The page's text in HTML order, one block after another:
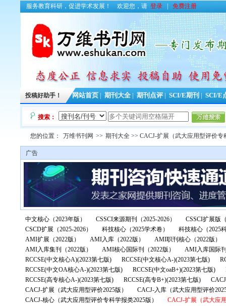
服务教育科研，促进学术发展！ 欢迎您，请 登录 免费注册
投稿好助手！ 网站首页 期刊大全 期刊点评 SCI/E期刊 SCI/E
搜索：
您的位置： 万维书刊网 >> 期刊大全 >> CACJ-扩展（武大应用型评价专
广告
中文核心（2023年版） CSSCI来源期刊（2025-2026）
CSSCI扩展版
CSCD扩展（2025-2026）
科技核心（2025学术卷）
科技核心（2025
AMI扩展（2022版）
AMI入库（2022版）
AMI职刊核心（2022版）
AMI入库集刊（2022版）
AMI核心国际刊（2022版）
AMI入库国际
RCCSE(中文核心A)(2023第七版)
RCCSE(中文核心A-)(2023第七版)
RCCSE(中文OA核心A-)(2023第七版)
RCCSE(中文oaB+)(2023第七版)
RCCSE(高专核心A-)(2023第七版)
RCCSE(高专B+)(2023第七版)
CACJ-扩展（武大应用型评价2025版）
CACJ-入库（武大应用型评价
CACJ-核心（武大应用型评价专科学报类2025版）
CACJ-扩展（武大应